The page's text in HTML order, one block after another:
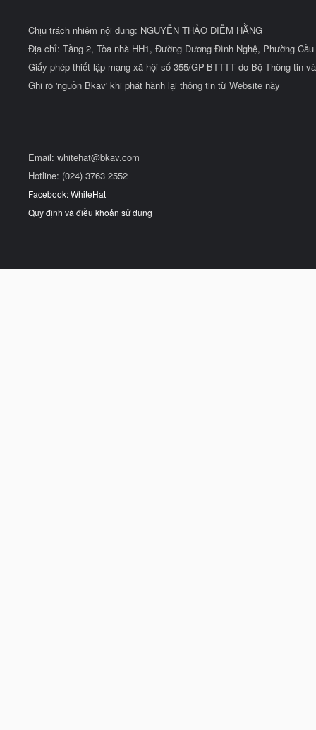
Chịu trách nhiệm nội dung: NGUYỄN THẢO DIỄM HẰNG
Địa chỉ: Tầng 2, Tòa nhà HH1, Đường Dương Đình Nghệ, Phường
Giấy phép thiết lập mạng xã hội số 355/GP-BTTTT do Bộ Thông tin
Ghi rõ 'nguồn Bkav' khi phát hành lại thông tin từ Website này
Email: whitehat@bkav.com
Hotline: (024) 3763 2552
Facebook: WhiteHat
Quy định và điều khoản sử dụng